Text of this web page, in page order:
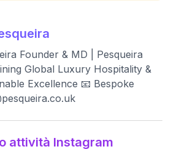
Founder & MD | Pesqueira
Global Luxury Hospitality &
Excellence 📧 Bespoke
attività Instagram